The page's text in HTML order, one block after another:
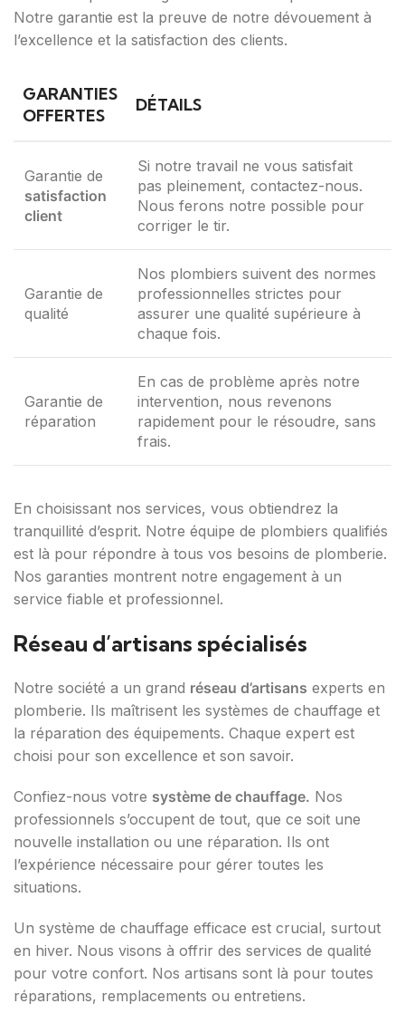
Notre garantie est la preuve de notre dévouement à
l’excellence et la satisfaction des clients.
GARANTIES
OFFERTES
DÉTAILS
Garantie de
satisfaction
client
Si notre travail ne vous satisfait
pas pleinement, contactez-nous.
Nous ferons notre possible pour
corriger le tir.
Garantie de
qualité
Nos plombiers suivent des normes
professionnelles strictes pour
assurer une qualité supérieure à
chaque fois.
Garantie de
réparation
En cas de problème après notre
intervention, nous revenons
rapidement pour le résoudre, sans
frais.
En choisissant nos services, vous obtiendrez la
tranquillité d’esprit. Notre équipe de plombiers qualifiés
est là pour répondre à tous vos besoins de plomberie.
Nos garanties montrent notre engagement à un
service fiable et professionnel.
Réseau d’artisans spécialisés
Notre société a un grand réseau d’artisans experts en
plomberie. Ils maîtrisent les systèmes de chauffage et
la réparation des équipements. Chaque expert est
choisi pour son excellence et son savoir.
Confiez-nous votre système de chauffage. Nos
professionnels s’occupent de tout, que ce soit une
nouvelle installation ou une réparation. Ils ont
l’expérience nécessaire pour gérer toutes les
situations.
Un système de chauffage efficace est crucial, surtout
en hiver. Nous visons à offrir des services de qualité
pour votre confort. Nos artisans sont là pour toutes
réparations, remplacements ou entretiens.